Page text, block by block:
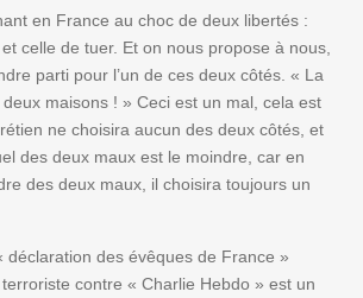
en France au choc de deux libertés :
celle de tuer. Et on nous propose à nous,
parti pour l’un de ces deux côtés. « La
maisons ! » Ceci est un mal, cela est
ne choisira aucun des deux côtés, et
des deux maux est le moindre, car en
des deux maux, il choisira toujours un
déclaration des évêques de France »
contre « Charlie Hebdo » est un